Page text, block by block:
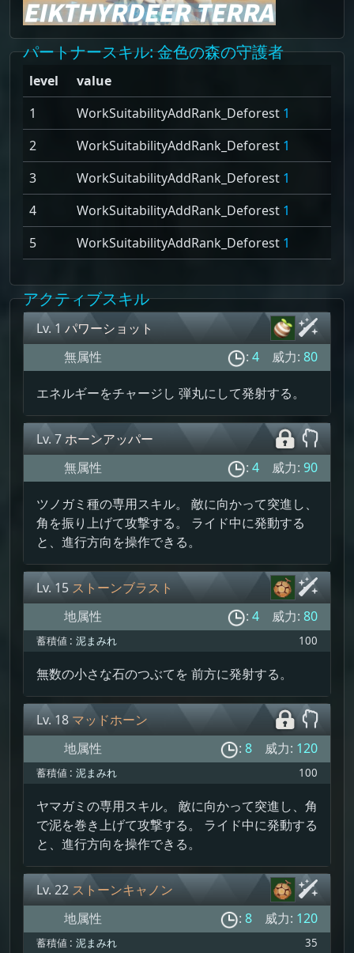
パートナースキル: 金色の森の守護者
level
value
1
WorkSuitabilityAddRank_Deforest 1
2
WorkSuitabilityAddRank_Deforest 1
3
WorkSuitabilityAddRank_Deforest 1
4
WorkSuitabilityAddRank_Deforest 1
5
WorkSuitabilityAddRank_Deforest 1
アクティブスキル
Lv. 1 パワーショット
無属性
: 4 威力: 80
エネルギーをチャージし 弾丸にして発射する。
Lv. 7ホーンアッパー
無属性
: 4 威力: 90
ツノガミ種の専用スキル。 敵に向かって突進し、
角を振り上げて攻撃する。 ライド中に発動する
と、進行方向を操作できる。
Lv. 15 ストーンブラスト
地属性
: 4 威力: 80
蓄積値 : 泥まみれ 100
無数の小さな石のつぶてを 前方に発射する。
Lv. 18 マッドホーン
地属性
: 8 威力: 120
蓄積値 : 泥まみれ 100
ヤマガミの専用スキル。 敵に向かって突進し、角
で泥を巻き上げて攻撃する。 ライド中に発動する
と、進行方向を操作できる。
Lv. 22 ストーンキャノン
地属性
: 8 威力: 120
蓄積値 : 泥まみれ
35